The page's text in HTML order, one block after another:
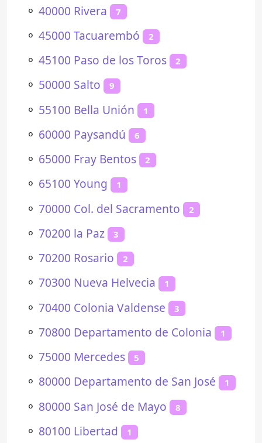
⚬ 40000 Rivera 7
⚬ 45000 Tacuarembó 2
⚬ 45100 Paso de los Toros 2
⚬ 50000 Salto 9
⚬ 55100 Bella Unión 1
⚬ 60000 Paysandú 6
⚬ 65000 Fray Bentos 2
⚬ 65100 Young 1
⚬ 70000 Col. del Sacramento 2
⚬ 70200 la Paz 3
⚬ 70200 Rosario 2
⚬ 70300 Nueva Helvecia 1
⚬ 70400 Colonia Valdense 3
⚬ 70800 Departamento de Colonia 1
⚬ 75000 Mercedes 5
⚬ 80000 Departamento de San José 1
⚬ 80000 San José de Mayo 8
⚬ 80100 Libertad 1